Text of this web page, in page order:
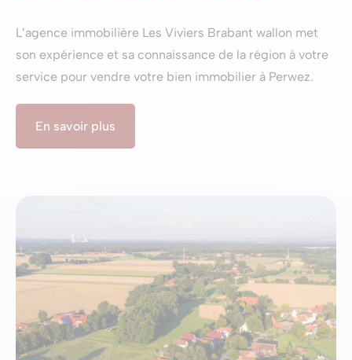
L’agence immobilière Les Viviers Brabant wallon met
son expérience et sa connaissance de la région à votre
service pour vendre votre bien immobilier à Perwez.
En savoir plus